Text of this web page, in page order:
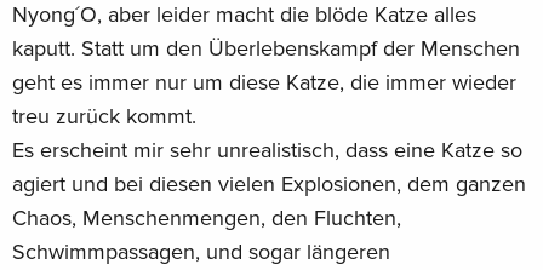
Nyong´O, aber leider macht die blöde Katze alles
kaputt. Statt um den Überlebenskampf der Menschen
geht es immer nur um diese Katze, die immer wieder
treu zurück kommt.
Es erscheint mir sehr unrealistisch, dass eine Katze so
agiert und bei diesen vielen Explosionen, dem ganzen
Chaos, Menschenmengen, den Fluchten,
Schwimmpassagen, und sogar längeren